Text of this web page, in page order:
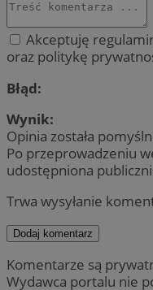
Akceptuję
oraz politykę
Błąd:
Wynik:
Opinia została
Po przeprowadzeniu
udostępniona
Trwa wysyłanie
Dodaj komentarz
Komentarze są
Wydawca portalu nie